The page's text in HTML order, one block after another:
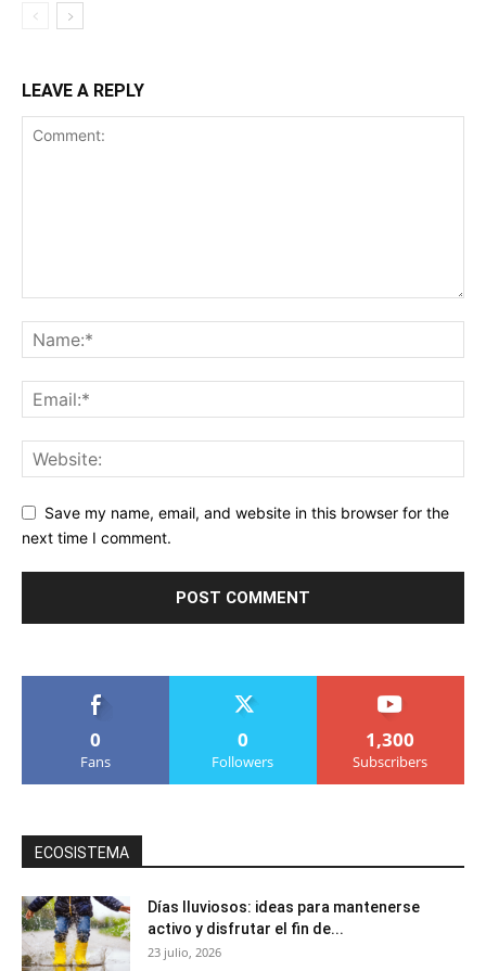
LEAVE A REPLY
Save my name, email, and website in this browser for the
next time I comment.
0
Fans
0
Followers
1,300
Subscribers
ECOSISTEMA
Días lluviosos: ideas para mantenerse
activo y disfrutar el fin de...
23 julio, 2026